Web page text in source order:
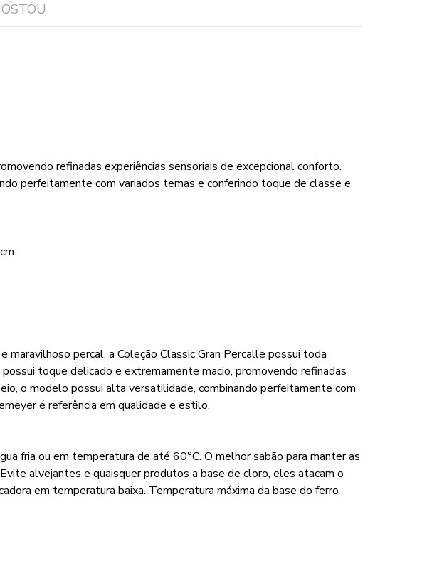
refinadas experiências sensoriais de excepcional conforto.
perfeitamente com variados temas e conferindo toque de classe e
percal, a Coleção Classic Gran Percalle possui toda
toque delicado e extremamente macio, promovendo refinadas
o modelo possui alta versatilidade, combinando perfeitamente com
é referência em qualidade e estilo.
fria ou em temperatura de até 60°C. O melhor sabão para manter as
alvejantes e quaisquer produtos a base de cloro, eles atacam o
em temperatura baixa. Temperatura máxima da base do ferro